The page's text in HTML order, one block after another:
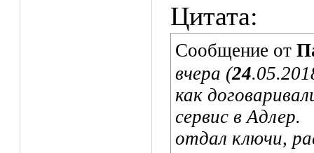
Цитата:
Сообщение от
вчера (24
как
сервис в Адлер.
отдал ключи,